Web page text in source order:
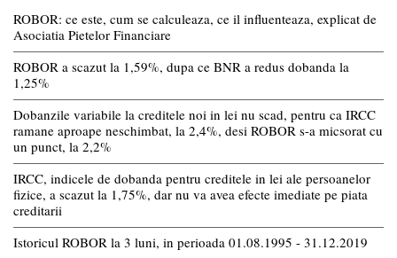
ROBOR: ce este, cum se calculeaza, ce il influenteaza, explicat de
Asociatia Pietelor Financiare
ROBOR a scazut la 1,59%, dupa ce BNR a redus dobanda la
1,25%
Dobanzile variabile la creditele noi in lei nu scad, pentru ca IRCC
ramane aproape neschimbat, la 2,4%, desi ROBOR s-a micsorat cu
un punct, la 2,2%
IRCC, indicele de dobanda pentru creditele in lei ale persoanelor
fizice, a scazut la 1,75%, dar nu va avea efecte imediate pe piata
creditarii
Istoricul ROBOR la 3 luni, in perioada 01.08.1995 - 31.12.2019